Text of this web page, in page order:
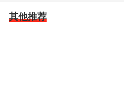
其他推荐